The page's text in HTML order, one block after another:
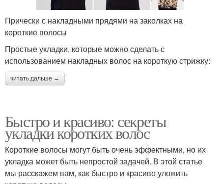
Мальвинок из коротких
волос
Модные прически
Год для коротких волос
Волосы в идеальном
состоянии
Прически с накладными прядями на заколках на
короткие волосы
Простые укладки, которые можно сделать с
использованием накладных волос на короткую стрижку:
читать дальше →
Быстро и красиво: секреты
укладки коротких волос
Короткие волосы могут быть очень эффектными, но их
укладка может быть непростой задачей. В этой статье
мы расскажем вам, как быстро и красиво уложить